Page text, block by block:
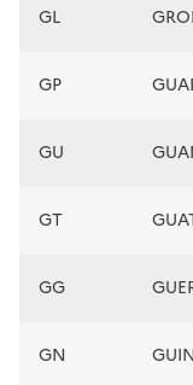
GL
GP
GU
GT
GG
GN